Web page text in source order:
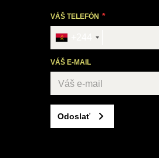
VÁŠ TELEFÓN
VÁŠ E-MAIL
Odoslať